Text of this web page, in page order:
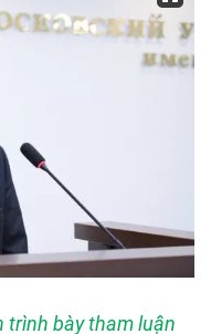
trình bày tham luận